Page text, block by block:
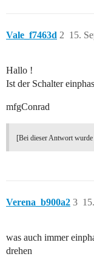
Vale_f7463d 15.
2
Hallo !
Ist der Schalter
mfgConrad
[Bei dieser Antwort wurde
Verena_b900a2 3
was auch immer
drehen